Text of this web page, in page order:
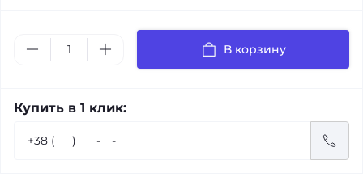
В корзину
Купить в 1 клик: